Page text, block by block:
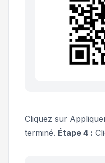
Cliquez sur
terminé. Étape 4 :